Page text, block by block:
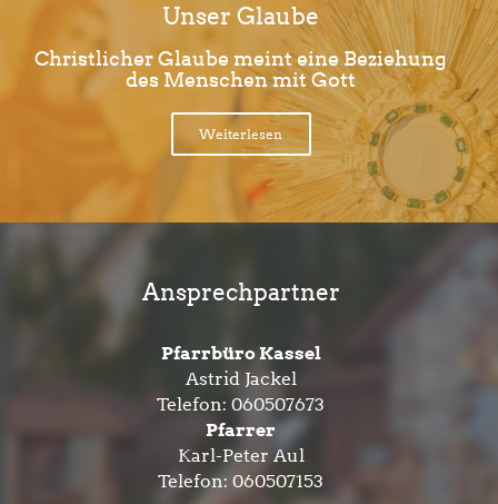
Unser Glaube
Christlicher Glaube meint eine Beziehung
des Menschen mit Gott
Weiterlesen
Ansprechpartner
Pfarrbüro Kassel
Astrid Jackel
Telefon: 060507673
Pfarrer
Karl-Peter Aul
Telefon: 060507153